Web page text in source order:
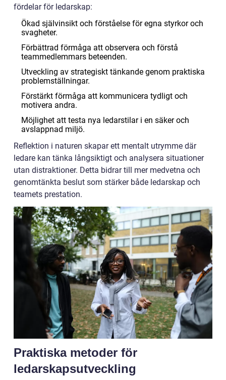
fördelar för ledarskap:
Ökad självinsikt och förståelse för egna styrkor och
svagheter.
Förbättrad förmåga att observera och förstå
teammedlemmars beteenden.
Utveckling av strategiskt tänkande genom praktiska
problemställningar.
Förstärkt förmåga att kommunicera tydligt och
motivera andra.
Möjlighet att testa nya ledarstilar i en säker och
avslappnad miljö.
Reflektion i naturen skapar ett mentalt utrymme där
ledare kan tänka långsiktigt och analysera situationer
utan distraktioner. Detta bidrar till mer medvetna och
genomtänkta beslut som stärker både ledarskap och
teamets prestation.
Praktiska metoder för
ledarskapsutveckling